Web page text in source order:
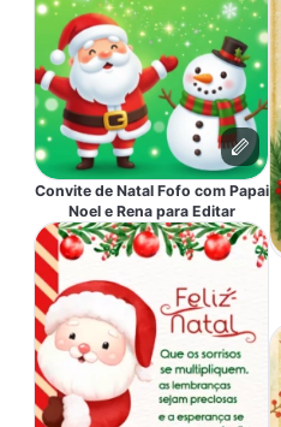
Convite de Natal Fofo com Papai
Noel e Rena para Editar